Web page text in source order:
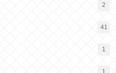
2
41
1
1